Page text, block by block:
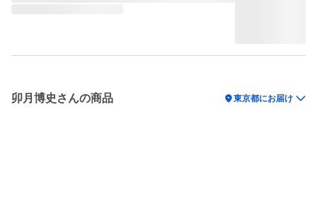
卯月博史さんの商品 location_on東京都にお届け